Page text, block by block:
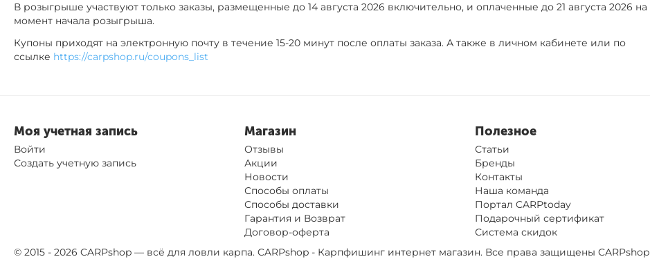
В розыгрыше участвуют только заказы, размещенные до 14 августа 2026 включительно, и оплаченные до 21 августа 2026 на
момент начала розыгрыша.
Купоны приходят на электронную почту в течение 15-20 минут после оплаты заказа. А также в личном кабинете или по
ссылке https://carpshop.ru/coupons_list
Моя учетная запись
Войти
Создать учетную запись
Магазин
Отзывы
Акции
Новости
Способы оплаты
Способы доставки
Гарантия и Возврат
Договор-оферта
Полезное
Статьи
Бренды
Контакты
Наша команда
Портал CARPtoday
Подарочный сертификат
Система скидок
© 2015 - 2026 CARPshop — всё для ловли карпа. CARPshop - Карпфишинг интернет магазин. Все права защищены CARPshop